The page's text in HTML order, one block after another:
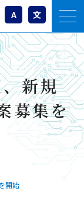
A 文
新規
募集を
開始